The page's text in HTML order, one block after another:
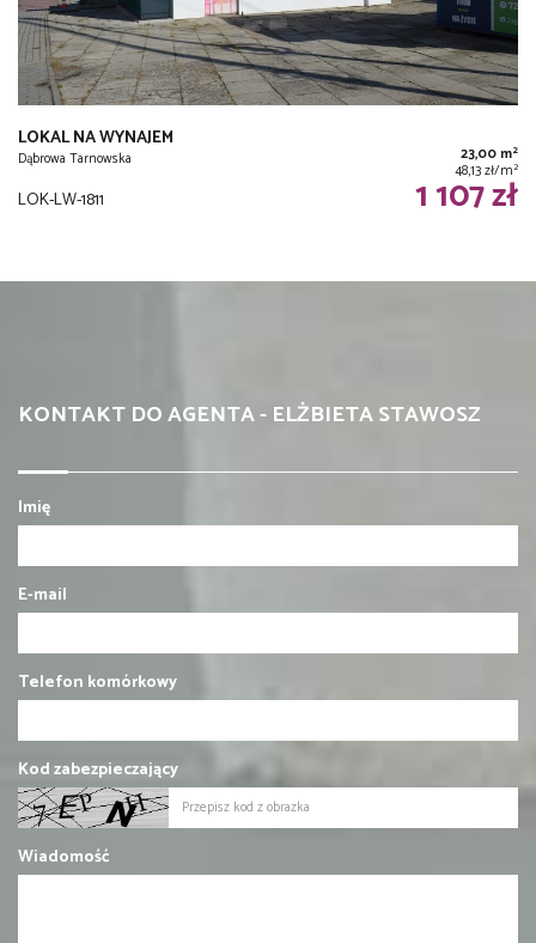
LOKAL NA WYNAJEM
Dąbrowa Tarnowska 23,00 m2
48,13 zł/m2
LOK-LW-1811 1 107 zł
KONTAKT DO AGENTA - ELŻBIETA STAWOSZ
Imię
E-mail
Telefon komórkowy
Kod zabezpieczający
Wiadomość